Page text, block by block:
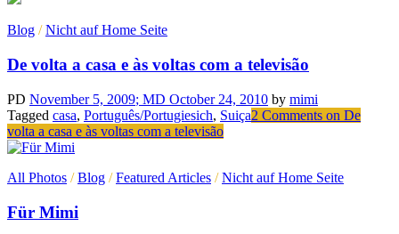
Blog /Nicht auf Home Seite
De volta a casa e às voltas com a televisão
PD November 5, 2009; MD October 24, 2010 by mimi
Tagged casa, Português/Portugiesich, Suiça2 Comments on De
volta a casa e às voltas com a televisão
All Photos /Blog /Featured Articles /Nicht auf Home Seite
Für Mimi